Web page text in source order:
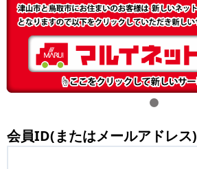
会員ID(またはメールアドレス)